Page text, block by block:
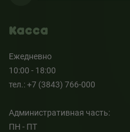
Касса
Ежедневно
10:00 - 18:00
тел.: +7 (3843) 766-000
Административная часть:
ПН - ПТ